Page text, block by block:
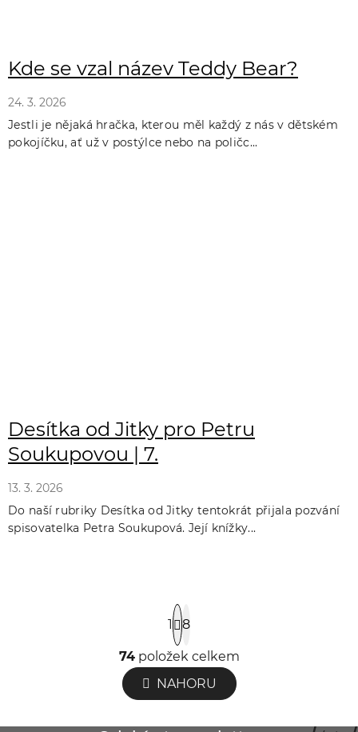
Kde se vzal název Teddy Bear?
24. 3. 2026
Jestli je nějaká hračka, kterou měl každý z nás v dětském
pokojíčku, ať už v postýlce nebo na poličc...
Desítka od Jitky pro Petru
Soukupovou | 7.
13. 3. 2026
Do naší rubriky Desítka od Jitky tentokrát přijala pozvání
spisovatelka Petra Soukupová. Její knížky...
O
v
l
á
S
t
r
á
n
1 8
74položek celkem
NAHORU